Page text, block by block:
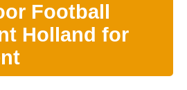
Football
Holland for